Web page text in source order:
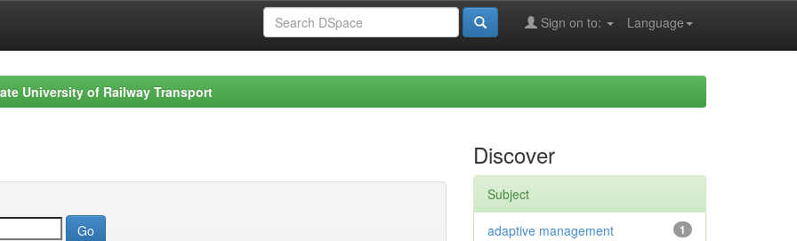
Language
Sign on to:
University of Railway Transport
Discover
Subject
1
adaptive management